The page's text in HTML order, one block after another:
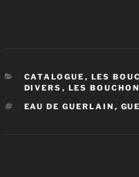
CATÉGORIES
CATALOGUE , LES
DIVERS , LES
ÉTIQUETTES
EAU DE GUERLAIN ,